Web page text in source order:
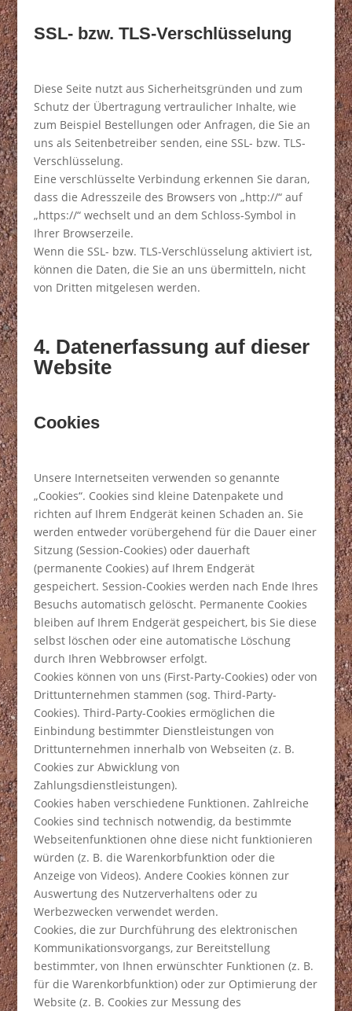
SSL- bzw. TLS-Verschlüsselung
Diese Seite nutzt aus Sicherheitsgründen und zum
Schutz der Übertragung vertraulicher Inhalte, wie
zum Beispiel Bestellungen oder Anfragen, die Sie an
uns als Seitenbetreiber senden, eine SSL- bzw. TLS-
Verschlüsselung.
Eine verschlüsselte Verbindung erkennen Sie daran,
dass die Adresszeile des Browsers von „http://“ auf
„https://“ wechselt und an dem Schloss-Symbol in
Ihrer Browserzeile.
Wenn die SSL- bzw. TLS-Verschlüsselung aktiviert ist,
können die Daten, die Sie an uns übermitteln, nicht
von Dritten mitgelesen werden.
4. Datenerfassung auf dieser
Website
Cookies
Unsere Internetseiten verwenden so genannte
„Cookies“. Cookies sind kleine Datenpakete und
richten auf Ihrem Endgerät keinen Schaden an. Sie
werden entweder vorübergehend für die Dauer einer
Sitzung (Session-Cookies) oder dauerhaft
(permanente Cookies) auf Ihrem Endgerät
gespeichert. Session-Cookies werden nach Ende Ihres
Besuchs automatisch gelöscht. Permanente Cookies
bleiben auf Ihrem Endgerät gespeichert, bis Sie diese
selbst löschen oder eine automatische Löschung
durch Ihren Webbrowser erfolgt.
Cookies können von uns (First-Party-Cookies) oder von
Drittunternehmen stammen (sog. Third-Party-
Cookies). Third-Party-Cookies ermöglichen die
Einbindung bestimmter Dienstleistungen von
Drittunternehmen innerhalb von Webseiten (z. B.
Cookies zur Abwicklung von
Zahlungsdienstleistungen).
Cookies haben verschiedene Funktionen. Zahlreiche
Cookies sind technisch notwendig, da bestimmte
Webseitenfunktionen ohne diese nicht funktionieren
würden (z. B. die Warenkorbfunktion oder die
Anzeige von Videos). Andere Cookies können zur
Auswertung des Nutzerverhaltens oder zu
Werbezwecken verwendet werden.
Cookies, die zur Durchführung des elektronischen
Kommunikationsvorgangs, zur Bereitstellung
bestimmter, von Ihnen erwünschter Funktionen (z. B.
für die Warenkorbfunktion) oder zur Optimierung der
Website (z. B. Cookies zur Messung des